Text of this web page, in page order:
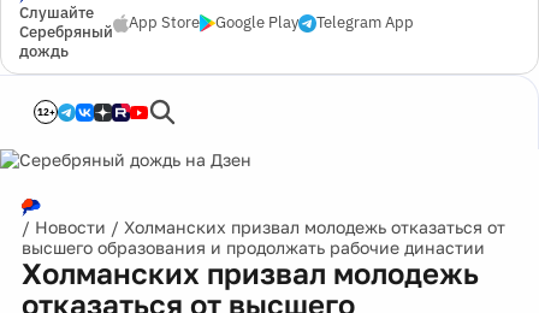
Слушайте
Серебряный
дождь
App Store Google Play Telegram App
12+
/ Новости / Холманских призвал молодежь отказаться от
высшего образования и продолжать рабочие династии
Холманских призвал молодежь
отказаться от высшего